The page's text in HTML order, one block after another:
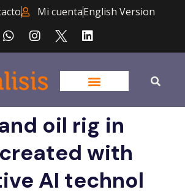
Mi cuentaEnglish Version
oil rig in
with
AI technol